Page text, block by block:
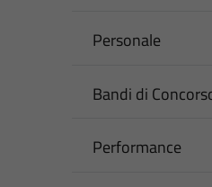
Personale
Bandi di
Performance